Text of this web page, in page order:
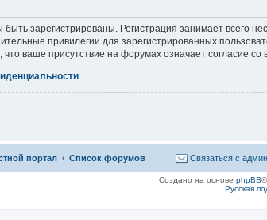
зарегистрированы. Регистрация занимает всего
привилегии для зарегистрированных
ваше присутствие на форумах означает согласие со
портал Список форумов Связаться с
Создано на основе phpBB
Русская